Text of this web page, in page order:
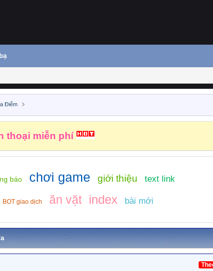
Điểm
vụ kiếm tiền
báo chơi game giới thiệu text link
BOT giao dịch ăn vặt index bài mới